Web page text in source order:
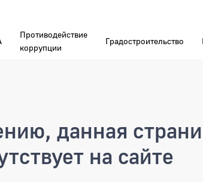
Противодействие
коррупции
Градостроительство
данная
на сайте